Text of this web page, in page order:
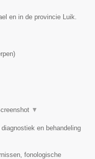
en in de provincie Luik.
)
▼
en behandeling
fonologische